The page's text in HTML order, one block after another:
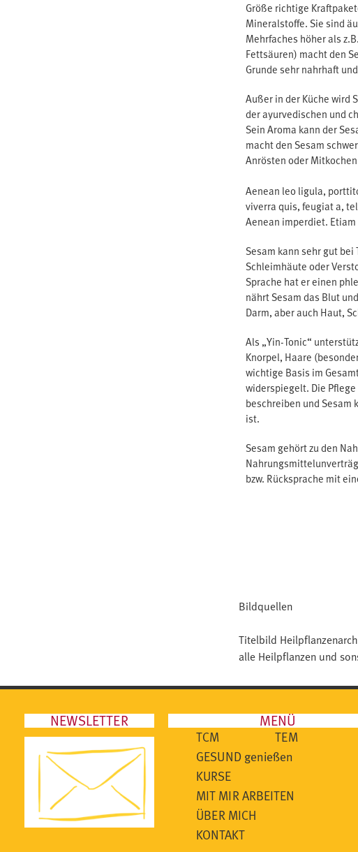
Größe richtige
Mineralstoffe. Sie sind
Mehrfaches höher als
Fettsäuren) macht den
Grunde sehr nahrhaft
Außer in der Küche wird
der ayurvedischen und
Sein Aroma kann der
macht den Sesam
Anrösten oder
Aenean leo ligula,
viverra quis, feugiat a,
Aenean imperdiet.
Sesam kann sehr gut
Schleimhäute oder
Sprache hat er einen
nährt Sesam das Blut
Darm, aber auch Haut,
Als „Yin-Tonic“
Knorpel, Haare
wichtige Basis im
widerspiegelt. Die
beschreiben und
ist.
Sesam gehört zu den
bzw. Rücksprache mit
Bildquellen
Titelbild
alle Heilpflanzen und
MENÜ
TCM
TEM
GESUND genießen
KURSE
MIT MIR ARBEITEN
ÜBER MICH
KONTAKT
NEWSLETTER